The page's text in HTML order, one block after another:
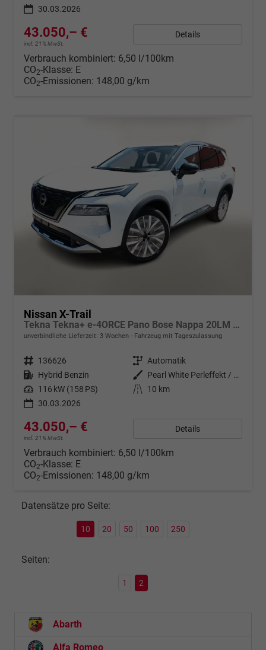
30.03.2026
43.050,– €
incl. 21% MwSt.
Details
Verbrauch kombiniert: 6,50 l/100km
CO2-Klasse: E
CO2-Emissionen: 148,00 g/km
Nissan X-Trail
Tekna Tekna+ e-4ORCE Pano Bose Nappa 20LM SHZ
unverbindliche Lieferzeit: 3 Wochen Fahrzeug mit Tageszulassung
Fahrzeugnr. 136626 Getriebe Automatik
Kraftstoff Hybrid Benzin Außenfarbe
Pearl White Perleffekt / Dachfar
Leistung 116 kW (158 PS) Kilometerstand
10 km
30.03.2026
43.050,– €
incl. 21% MwSt.
Details
Verbrauch kombiniert: 6,50 l/100km
CO2-Klasse: E
CO2-Emissionen: 148,00 g/km
Datensätze pro Seite:
10 20 50 100 250
Seiten:
1 2
Abarth
Alfa Romeo